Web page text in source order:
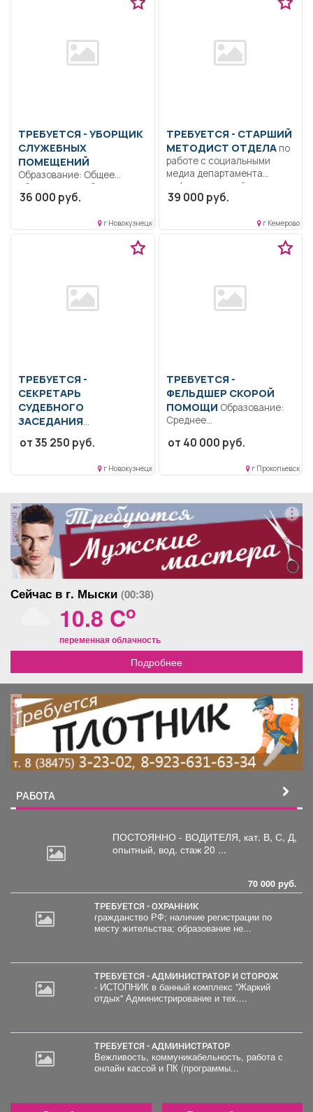
ТРЕБУЕТСЯ - УБОРЩИК
СЛУЖЕБНЫХ
ПОМЕЩЕНИЙ
Образование: Общее
образование.. Уборка
помещений.. Полный
36 000 руб.
г Новокузнецк
ТРЕБУЕТСЯ - СТАРШИЙ
МЕТОДИСТ ОТДЕЛАпо
работе с социальными
медиа департамента
информационной политики
Образование: Высшее-
39 000 руб.
г Кемерово
ТРЕБУЕТСЯ -
СЕКРЕТАРЬ
СУДЕБНОГО
ЗАСЕДАНИЯ
образование —
вновь поступившие
от 35 250 руб.
г Новокузнецк
ТРЕБУЕТСЯ -
ФЕЛЬДШЕР СКОРОЙ
ПОМОЩИ
Среднее
образование.. В
от 40 000 руб.
г Прокопьевск
реклама
Сейчас в г. Мыски (00:38)
10.8 Co
переменная облачность
Подробнее
реклама
РАБОТА
ПОСТОЯННО - ВОДИТЕЛЯ, кат. В, С, Д,
опытный, вод. стаж 20 ...
70 000 руб.
ТРЕБУЕТСЯ - ОХРАННИК
гражданство РФ; наличие регистрации по
месту жительства; образование не...
ТРЕБУЕТСЯ - АДМИНИСТРАТОР И СТОРОЖ
- ИСТОПНИК в банный комплекс "Жаркий
отдых" Администрирование и тех....
ТРЕБУЕТСЯ - АДМИНИСТРАТОР
Вежливость, коммуникабельность, работа с
онлайн кассой и ПК (программы...